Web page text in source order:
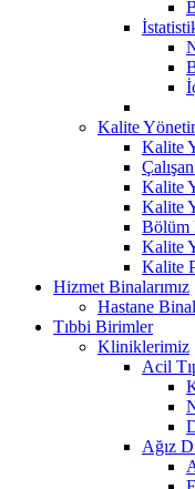
Kalite
Kalite
Kalite
Kalite
Bölüm
Kalite
Kalite
Hizmet Binalarımız
Hastane
Tıbbi Birimler
Kliniklerimiz
Acil
Ağız